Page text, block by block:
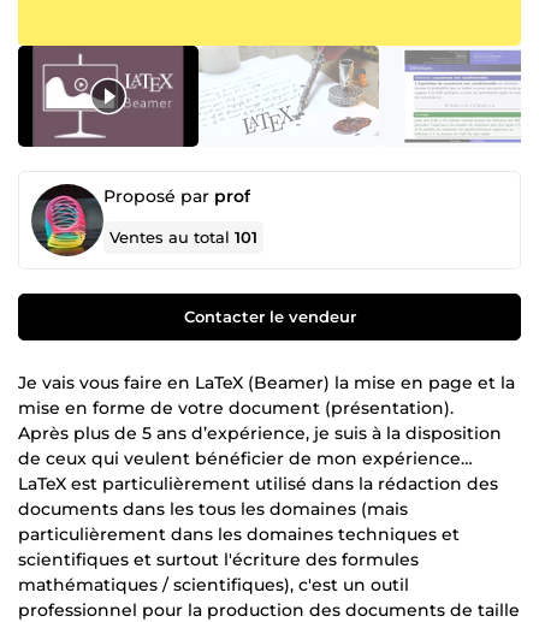
Proposé par prof
Ventes au total101
Contacter le vendeur
Je vais vous faire en LaTeX (Beamer) la mise en page et la
mise en forme de votre document (présentation).
Après plus de 5 ans d’expérience, je suis à la disposition
de ceux qui veulent bénéficier de mon expérience…
LaTeX est particulièrement utilisé dans la rédaction des
documents dans les tous les domaines (mais
particulièrement dans les domaines techniques et
scientifiques et surtout l'écriture des formules
mathématiques / scientifiques), c'est un outil
professionnel pour la production des documents de taille